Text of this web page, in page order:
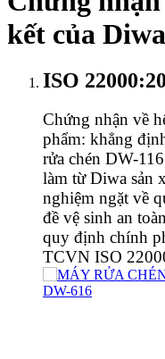
kết của Diwa
ISO
Chứng nhận về
phẩm: khẳng
rửa chén DW-
làm từ Diwa sản
nghiệm ngặt về
đề vệ sinh an
quy định chính
TCVN ISO